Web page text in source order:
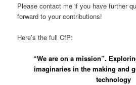
Please contact me if you have further
forward to your contributions!
Here’s the full CfP:
“We are on a mission”.
imaginaries in the making and
technology